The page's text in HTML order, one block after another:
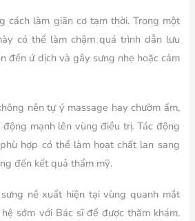
cách làm giãn cơ tạm thời. Trong một
có thể làm chậm quá trình dẫn lưu
đến ứ dịch và gây sưng nhẹ hoặc cảm
nên tự ý massage hay chườm ấm,
mạnh lên vùng điều trị. Tác động
hợp có thể làm hoạt chất lan sang
đến kết quả thẩm mỹ.
nề xuất hiện tại vùng quanh mắt
sớm với Bác sĩ để được thăm khám.